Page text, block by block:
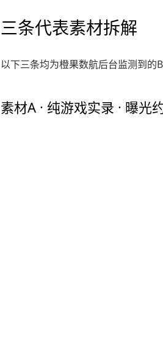
三条代表素材拆解
以下三条均为橙果数航后台监测到的
素材A · 纯游戏实录 · 曝光